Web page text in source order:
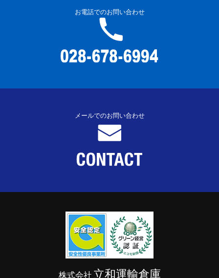
お電話でのお問い合わせ
メールでのお問い合わせ
株式会社 立和運輸倉庫